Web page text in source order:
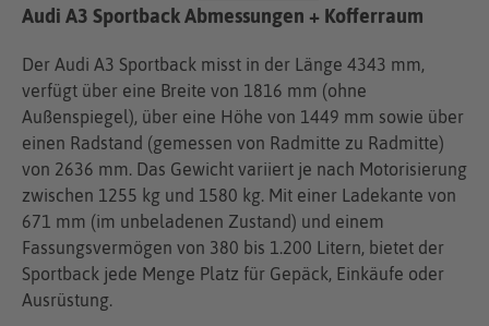
Audi A3 Sportback Abmessungen + Kofferraum
Der Audi A3 Sportback misst in der Länge 4343 mm,
verfügt über eine Breite von 1816 mm (ohne
Außenspiegel), über eine Höhe von 1449 mm sowie über
einen Radstand (gemessen von Radmitte zu Radmitte)
von 2636 mm. Das Gewicht variiert je nach Motorisierung
zwischen 1255 kg und 1580 kg. Mit einer Ladekante von
671 mm (im unbeladenen Zustand) und einem
Fassungsvermögen von 380 bis 1.200 Litern, bietet der
Sportback jede Menge Platz für Gepäck, Einkäufe oder
Ausrüstung.